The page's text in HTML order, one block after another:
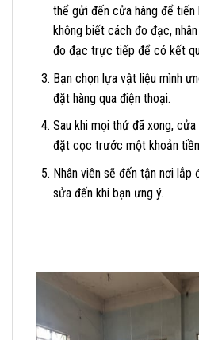
thể gửi đến cửa hàng để tiến
không biết cách đo đạc,
đo đạc trực tiếp để có kết
Bạn chọn lựa vật liệu mình
đặt hàng qua điện thoại.
Sau khi mọi thứ đã xong,
đặt cọc trước một khoản
Nhân viên sẽ đến tận nơi lắp
sửa đến khi bạn ưng ý.